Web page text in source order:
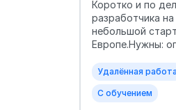
Коротко и по
разработчика
небольшой
Европе.Нужны:
Удалённая работа
С обучением